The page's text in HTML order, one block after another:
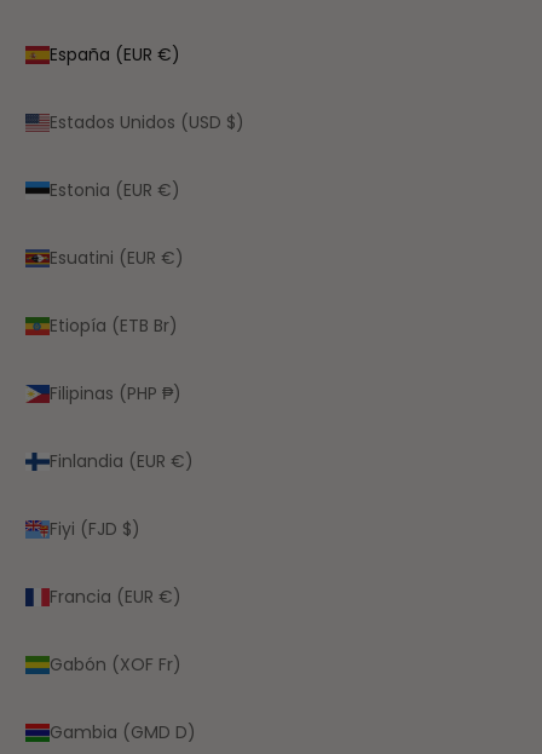
España (EUR €)
Estados Unidos (USD $)
Estonia (EUR €)
Esuatini (EUR €)
Etiopía (ETB Br)
Filipinas (PHP ₱)
Finlandia (EUR €)
Fiyi (FJD $)
Francia (EUR €)
Gabón (XOF Fr)
Gambia (GMD D)